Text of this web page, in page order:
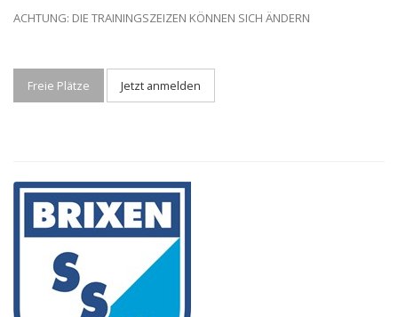
ACHTUNG: DIE TRAININGSZEIZEN KÖNNEN SICH ÄNDERN
Freie Plätze Jetzt anmelden